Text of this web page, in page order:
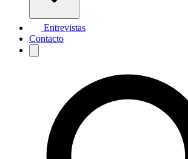
Entrevistas
Contacto